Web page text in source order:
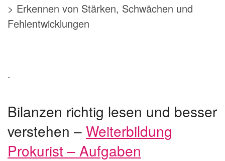
> Erkennen von Stärken, Schwächen und
Fehlentwicklungen
.
Bilanzen richtig lesen und besser
verstehen – Weiterbildung
Prokurist – Aufgaben